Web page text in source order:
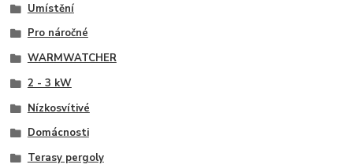
Umístění
Pro náročné
WARMWATCHER
2 - 3 kW
Nízkosvítivé
Domácnosti
Terasy pergoly